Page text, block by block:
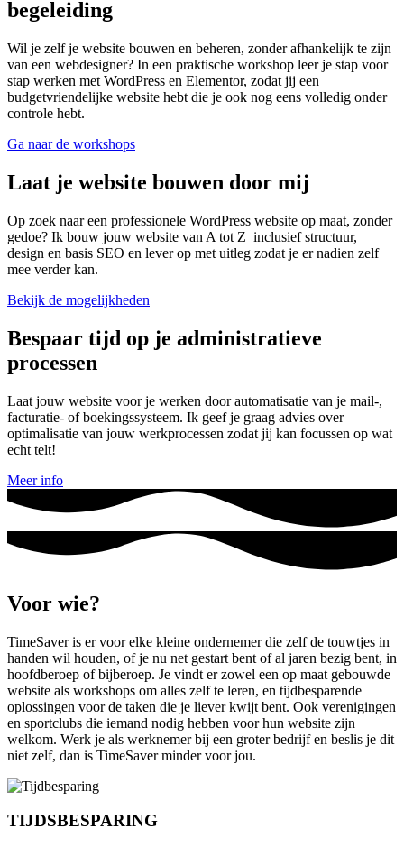
begeleiding
Wil je zelf je website bouwen en beheren, zonder afhankelijk te zijn
van een webdesigner? In een praktische workshop leer je stap voor
stap werken met WordPress en Elementor, zodat jij een
budgetvriendelijke website hebt die je ook nog eens volledig onder
controle hebt.
Ga naar de workshops
Laat je website bouwen door mij
Op zoek naar een professionele WordPress website op maat, zonder
gedoe? Ik bouw jouw website van A tot Z inclusief structuur,
design en basis SEO en lever op met uitleg zodat je er nadien zelf
mee verder kan.
Bekijk de mogelijkheden
Bespaar tijd op je administratieve
processen
Laat jouw website voor je werken door automatisatie van je mail-,
facturatie- of boekingssysteem. Ik geef je graag advies over
optimalisatie van jouw werkprocessen zodat jij kan focussen op wat
echt telt!
Meer info
Voor wie?
TimeSaver is er voor elke kleine ondernemer die zelf de touwtjes in
handen wil houden, of je nu net gestart bent of al jaren bezig bent, in
hoofdberoep of bijberoep. Je vindt er zowel een op maat gebouwde
website als workshops om alles zelf te leren, en tijdbesparende
oplossingen voor de taken die je liever kwijt bent. Ook verenigingen
en sportclubs die iemand nodig hebben voor hun website zijn
welkom. Werk je als werknemer bij een groter bedrijf en beslis je dit
niet zelf, dan is TimeSaver minder voor jou.
TIJDSBESPARING